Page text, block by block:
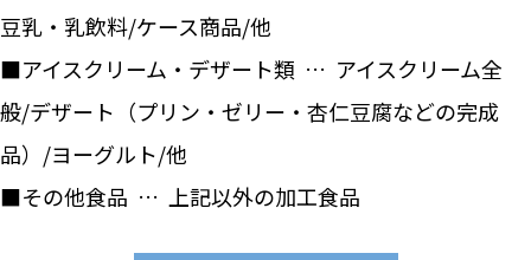
豆乳・乳飲料/ケース商品/他
■アイスクリーム・デザート類 … アイスクリーム全
般/デザート（プリン・ゼリー・杏仁豆腐などの完成
品）/ヨーグルト/他
■その他食品 … 上記以外の加工食品